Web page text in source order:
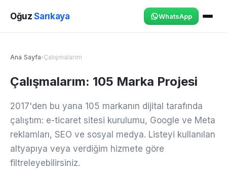
OğuzSarıkaya WhatsApp
Ana Sayfa›Çalışmalarım
Çalışmalarım: 105 Marka Projesi
2017'den bu yana 105 markanın dijital tarafında
çalıştım: e-ticaret sitesi kurulumu, Google ve Meta
reklamları, SEO ve sosyal medya. Listeyi kullanılan
altyapıya veya verdiğim hizmete göre
filtreleyebilirsiniz.